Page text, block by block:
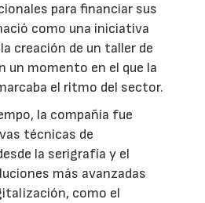
para financiar sus
como una iniciativa
creación de un taller de
un momento en el que la
el ritmo del sector.
la compañía fue
técnicas de
la serigrafía y el
más avanzadas
como el